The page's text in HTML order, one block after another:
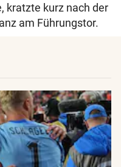
kratzte kurz nach der
am Führungstor.